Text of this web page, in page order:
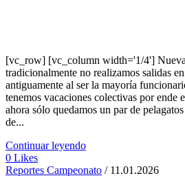
[vc_row] [vc_column width='1/4']
tradicionalmente no realizamos salidas
antiguamente al ser la mayoría
tenemos vacaciones colectivas por ende
ahora sólo quedamos un par de
de...
Continuar leyendo
0 Likes
Reportes Campeonato / 11.01.2026